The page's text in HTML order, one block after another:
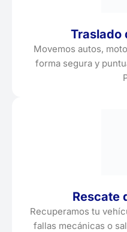
Traslado
Movemos autos,
forma segura y
Rescate
Recuperamos tu
fallas mecánicas o